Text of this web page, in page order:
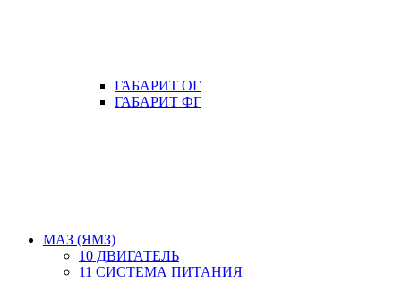
ГАБАРИТ ОГ
ГАБАРИТ ФГ
МАЗ (ЯМЗ)
10 ДВИГАТЕЛЬ
11 СИСТЕМА ПИТАНИЯ